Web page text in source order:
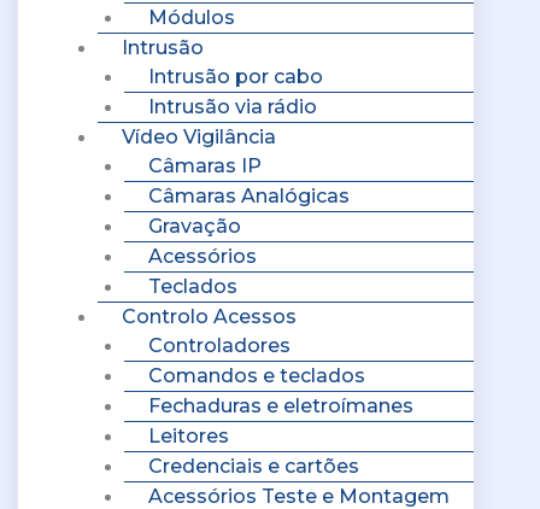
Módulos
Intrusão
Intrusão por cabo
Intrusão via rádio
Vídeo Vigilância
Câmaras IP
Câmaras Analógicas
Gravação
Acessórios
Teclados
Controlo Acessos
Controladores
Comandos e teclados
Fechaduras e eletroímanes
Leitores
Credenciais e cartões
Acessórios Teste e Montagem